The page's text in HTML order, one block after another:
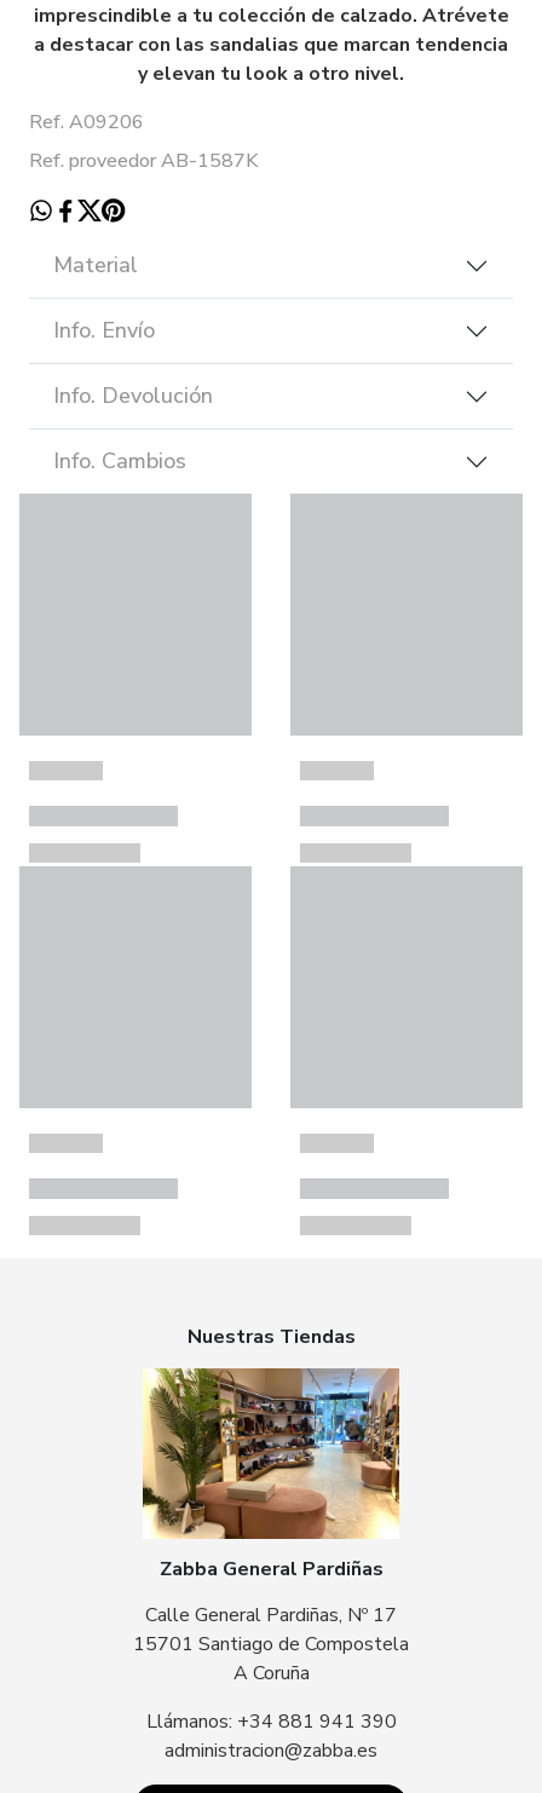
imprescindible a tu colección de calzado. Atrévete
a destacar con las sandalias que marcan tendencia
y elevan tu look a otro nivel.
Ref. A09206
Ref. proveedor AB-1587K
Material
Info. Envío
Info. Devolución
Info. Cambios
Nuestras Tiendas
Zabba General Pardiñas
Calle General Pardiñas, Nº 17
15701 Santiago de Compostela
A Coruña
Llámanos: +34 881 941 390
administracion@zabba.es